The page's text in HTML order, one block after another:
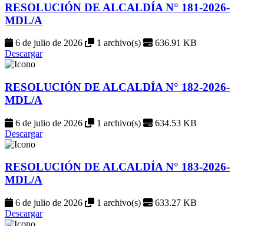
RESOLUCIÓN DE ALCALDÍA N° 181-2026-
MDL/A
6 de julio de 2026 1 archivo(s)
636.91 KB
Descargar
RESOLUCIÓN DE ALCALDÍA N° 182-2026-
MDL/A
6 de julio de 2026 1 archivo(s)
634.53 KB
Descargar
RESOLUCIÓN DE ALCALDÍA N° 183-2026-
MDL/A
6 de julio de 2026 1 archivo(s)
633.27 KB
Descargar